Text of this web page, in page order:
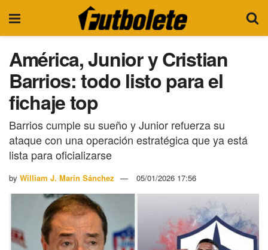
América, Junior y Cristian
Barrios: todo listo para el
fichaje top
Barrios cumple su sueño y Junior refuerza su
ataque con una operación estratégica que ya está
lista para oficializarse
by William J. Marín Sánchez 05/01/2026 17:56